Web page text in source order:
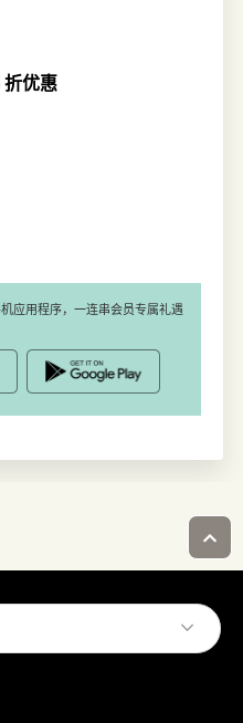
折优惠
应用程序，一连串会员专属礼遇